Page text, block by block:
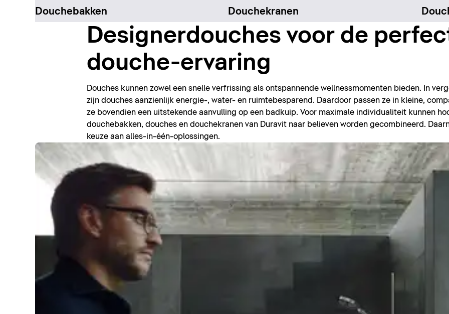
Douchebakken Douchekranen
Designerdouches voor de
douche-ervaring
Douches kunnen zowel een snelle verfrissing als ontspannende wellnessmomenten bieden. In
zijn douches aanzienlijk energie-, water- en ruimtebesparend. Daardoor passen ze in kleine,
ze bovendien een uitstekende aanvulling op een badkuip. Voor maximale individualiteit kunnen
douchebakken, douches en douchekranen van Duravit naar believen worden gecombineerd.
keuze aan alles-in-één-oplossingen.